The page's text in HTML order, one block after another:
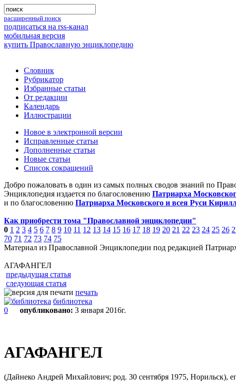
расширенный поиск
подписаться на rss-канал
мобильная версия
купить Православную энциклопедию
Словник
Рубрикатор
Избранные статьи
От редакции
Календарь
Иллюстрации
Новое в электронной версии
Исправленные статьи
Дополненные статьи
Новые статьи
Список сокращений
Добро пожаловать в один из самых полных сводов знаний по
Энциклопедия издается по благословению Патриарха
и по благословению Патриарха Московского и всея Руси
Как приобрести тома "Православной энциклопедии"
0 1 2 3 4 5 6 7 8 9 10 11 12 13 14 15 16 17 18 19 20 21 22 23 24 25 26
70 71 72 73 74 75
Материал из Православной Энциклопедии под редакцией
АГАФАНГЕЛ
предыдущая статья
следующая статья
печать
библиотека
0
опубликовано: 3 января 2016г.
АГАФАНГЕЛ
(Дайнеко Андрей Михайлович; род. 30 сентября 1975, Норильск),